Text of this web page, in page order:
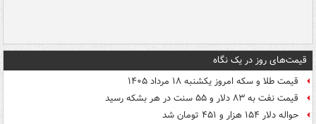
قیمت‌های روز در یک نگاه
قیمت طلا و سکه امروز یکشنبه ۱۸ مرداد ۱۴۰۵
قیمت نفت به ۸۳ دلار و ۵۵ سنت در هر بشکه رسید
حواله دلار ۱۵۴ هزار و ۴۵۱ تومان شد